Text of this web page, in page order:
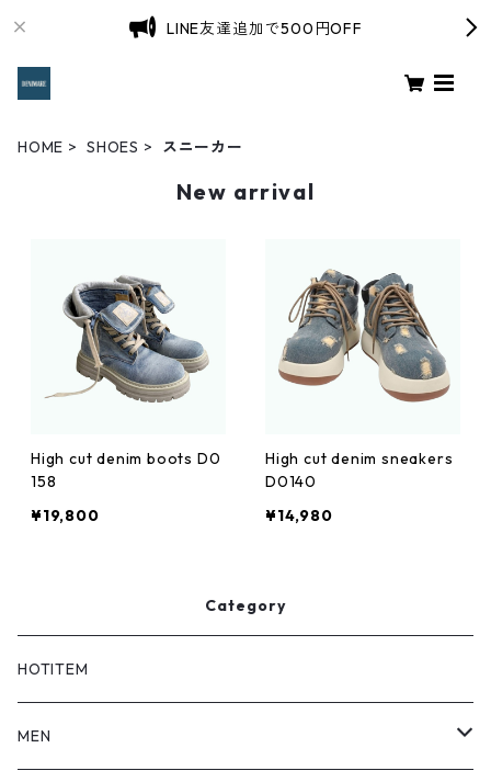
LINE友達追加で500円OFF
HOME SHOES スニーカー
New arrival
High cut denim boots D0
158
¥19,800
High cut denim sneakers
D0140
¥14,980
Category
HOTITEM
MEN